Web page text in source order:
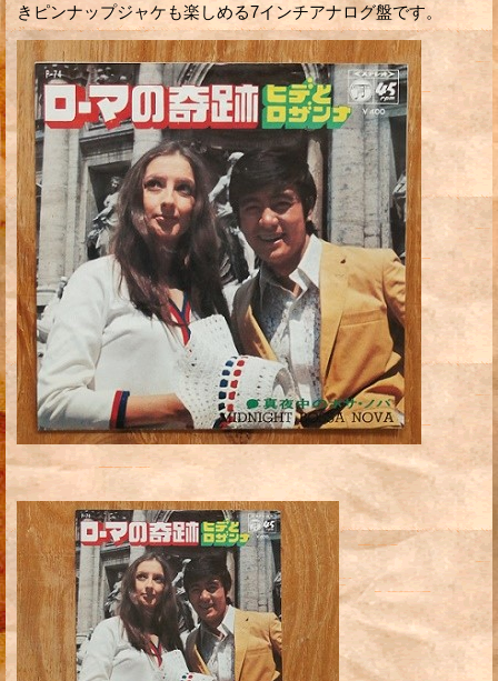
きピンナップジャケも楽しめる7インチアナログ盤です。